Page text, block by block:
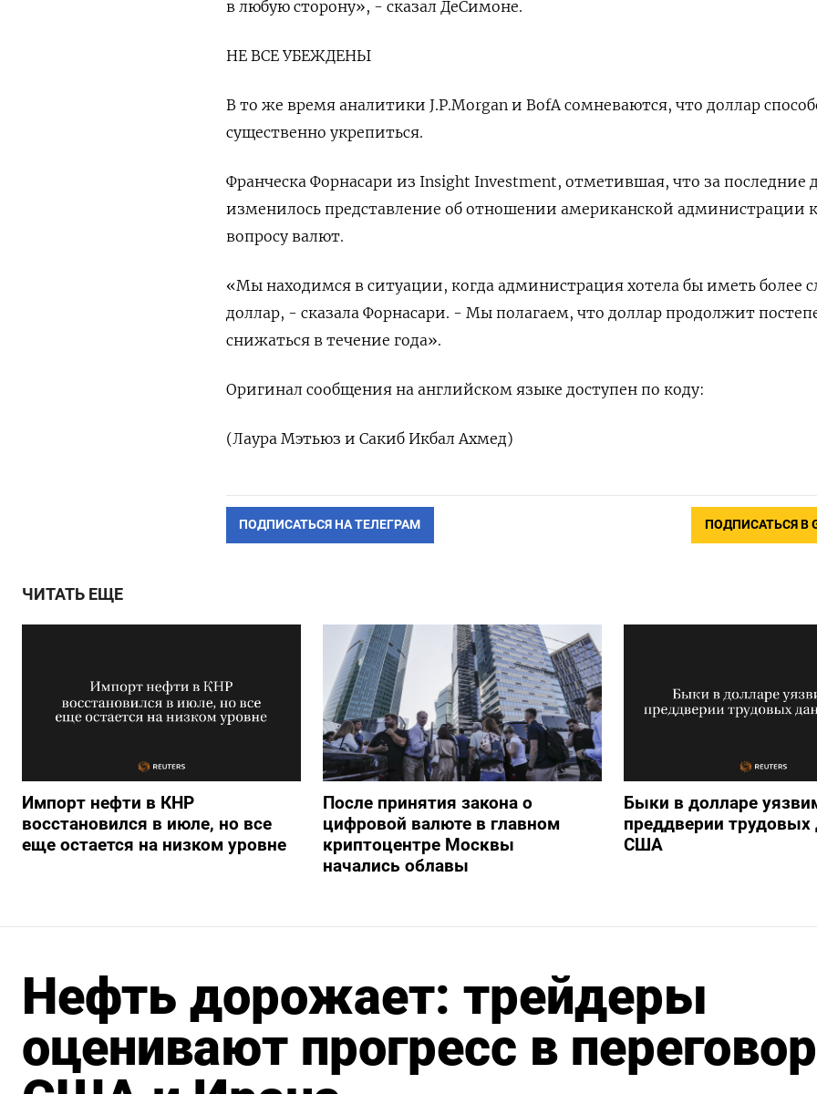
в любую сторону», - сказал ДеСимоне.
НЕ ВСЕ УБЕЖДЕНЫ
В то же время аналитики J.P.Morgan и BofA сомневаются, что доллар
существенно укрепиться.
Франческа Форнасари из Insight Investment, отметившая, что за последние
изменилось представление об отношении американской администрации к
вопросу валют.
«Мы находимся в ситуации, ​когда администрация хотела бы иметь более
доллар, - сказала Форнасари. - Мы полагаем, что доллар продолжит
снижаться в течение ‌года».
Оригинал сообщения на английском языке доступен по коду:
(Лаура Мэтьюз и Сакиб Икбал Ахмед)
ПОДПИСАТЬСЯ НА ТЕЛЕГРАМ ПОДПИСАТЬСЯ В
ЧИТАТЬ ЕЩЕ
Импорт нефти в КНР
восстановился в июле, но все
еще остается на низком уровне
После принятия закона о
цифровой валюте в главном
криптоцентре Москвы
начались облавы
Быки в долларе
преддверии
США
Нефть дорожает: трейдеры
оценивают прогресс в